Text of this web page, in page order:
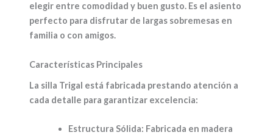
elegir entre comodidad y buen gusto. Es el asiento
perfecto para disfrutar de largas sobremesas en
familia o con amigos.
Características Principales
La silla Trigal está fabricada prestando atención a
cada detalle para garantizar excelencia:
Estructura Sólida: Fabricada en madera